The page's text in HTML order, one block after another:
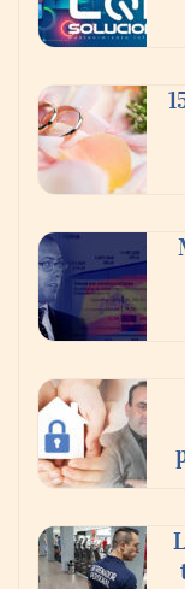
Martín
posición
particulares